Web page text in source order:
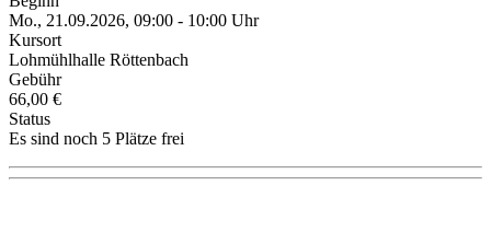
Mo., 21.09.2026, 09:00 - 10:00 Uhr
Kursort
Lohmühlhalle Röttenbach
Gebühr
66,00 €
Status
Es sind noch 5 Plätze frei